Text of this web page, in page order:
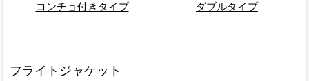
コンチョ付きタイプ ダブルタイプ
フライトジャケット